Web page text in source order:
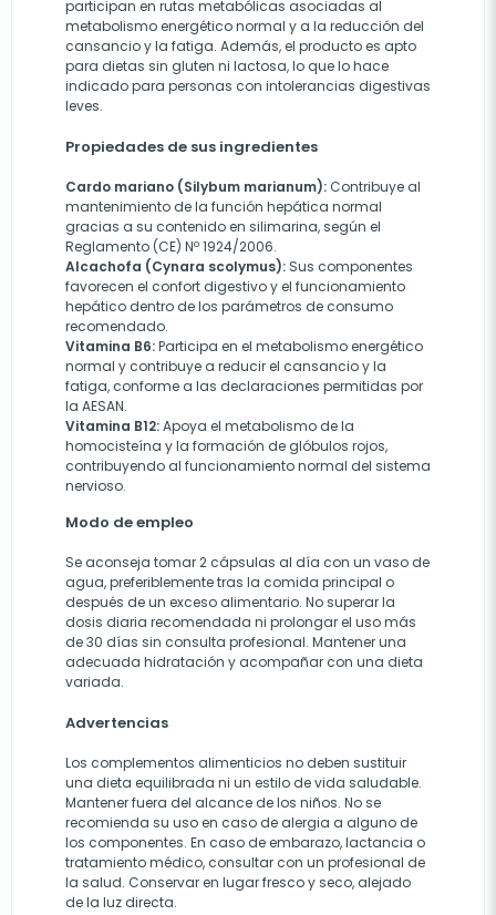
participan en rutas metabólicas asociadas al
metabolismo energético normal y a la reducción del
cansancio y la fatiga. Además, el producto es apto
para dietas sin gluten ni lactosa, lo que lo hace
indicado para personas con intolerancias digestivas
leves.
Propiedades de sus ingredientes
Cardo mariano (Silybum marianum): Contribuye al
mantenimiento de la función hepática normal
gracias a su contenido en silimarina, según el
Reglamento (CE) Nº 1924/2006.
Alcachofa (Cynara scolymus): Sus componentes
favorecen el confort digestivo y el funcionamiento
hepático dentro de los parámetros de consumo
recomendado.
Vitamina B6:Participa en el metabolismo energético
normal y contribuye a reducir el cansancio y la
fatiga, conforme a las declaraciones permitidas por
la AESAN.
Vitamina B12:Apoya el metabolismo de la
homocisteína y la formación de glóbulos rojos,
contribuyendo al funcionamiento normal del sistema
nervioso.
Modo de empleo
Se aconseja tomar 2 cápsulas al día con un vaso de
agua, preferiblemente tras la comida principal o
después de un exceso alimentario. No superar la
dosis diaria recomendada ni prolongar el uso más
de 30 días sin consulta profesional. Mantener una
adecuada hidratación y acompañar con una dieta
variada.
Advertencias
Los complementos alimenticios no deben sustituir
una dieta equilibrada ni un estilo de vida saludable.
Mantener fuera del alcance de los niños. No se
recomienda su uso en caso de alergia a alguno de
los componentes. En caso de embarazo, lactancia o
tratamiento médico, consultar con un profesional de
la salud. Conservar en lugar fresco y seco, alejado
de la luz directa.